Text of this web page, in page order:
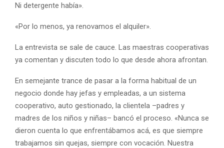
Ni detergente había».
«Por lo menos, ya renovamos el alquiler».
La entrevista se sale de cauce. Las maestras cooperativas
ya comentan y discuten todo lo que desde ahora afrontan.
En semejante trance de pasar a la forma habitual de un
negocio donde hay jefas y empleadas, a un sistema
cooperativo, auto gestionado, la clientela –padres y
madres de los niños y niñas– bancó el proceso. «Nunca se
dieron cuenta lo que enfrentábamos acá, es que siempre
trabajamos sin quejas, siempre con vocación. Nuestra